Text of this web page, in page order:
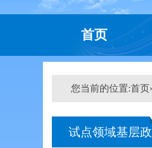
首页
您当前的位置:首页
试点领域基层